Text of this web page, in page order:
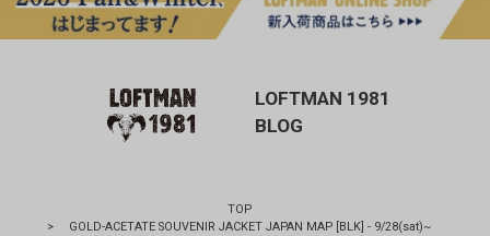
LOFTMAN 1981
BLOG
TOP
>
GOLD-ACETATE SOUVENIR JACKET JAPAN MAP [BLK] - 9/28(sat)~